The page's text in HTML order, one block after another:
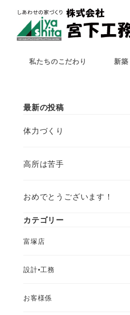
私たちのこだわり 新築
最新の投稿
体力づくり
高所は苦手
おめでとうございます！
カテゴリー
富塚店
設計•工務
お客様係